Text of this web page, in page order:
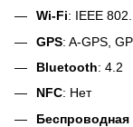
Wi-Fi: IEEE
GPS: A-GPS,
Bluetooth: 4.2
NFC: Нет
Беспроводная